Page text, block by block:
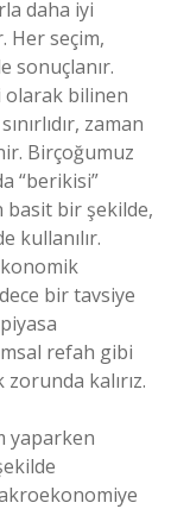
daha iyi
Her seçim,
sonuçlanır.
olarak bilinen
zaman
Birçoğumuz
“berikisi”
basit bir şekilde,
kullanılır.
bir tavsiye
refah gibi
kalırız.
yaparken